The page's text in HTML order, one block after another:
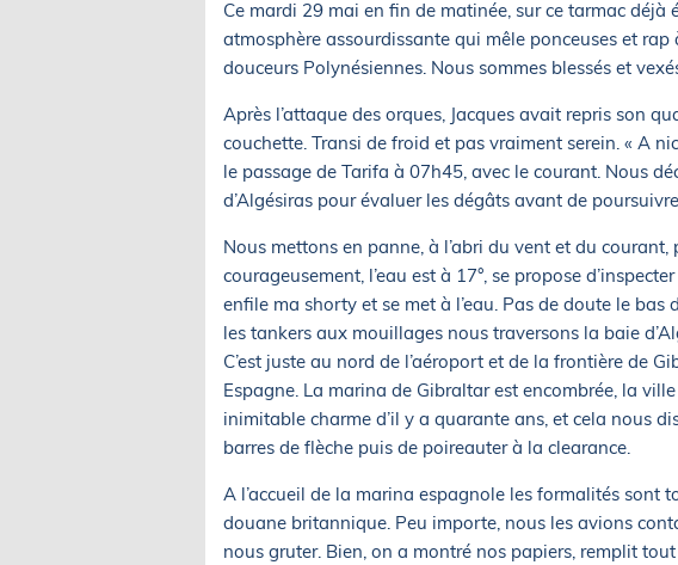
Ce mardi 29 mai en fin de matinée, sur ce tarmac déjà
atmosphère assourdissante qui mêle ponceuses et
douceurs Polynésiennes. Nous sommes blessés et
Après l’attaque des orques, Jacques avait repris son
couchette. Transi de froid et pas vraiment serein. « A
le passage de Tarifa à 07h45, avec le courant. Nous
d’Algésiras pour évaluer les dégâts avant de
Nous mettons en panne, à l’abri du vent et du
courageusement, l’eau est à 17°, se propose
enfile ma shorty et se met à l’eau. Pas de doute le
les tankers aux mouillages nous traversons la baie
C’est juste au nord de l’aéroport et de la frontière de
Espagne. La marina de Gibraltar est encombrée, la
inimitable charme d’il y a quarante ans, et cela nous
barres de flèche puis de poireauter à la clearance.
A l’accueil de la marina espagnole les formalités sont
douane britannique. Peu importe, nous les avions
nous gruter. Bien, on a montré nos papiers, remplit